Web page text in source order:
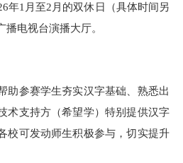
1月至2月的双休日（具体时间另
电视台演播大厅。
参赛学生夯实汉字基础、熟悉出
术支持方（希望学）特别提供汉字
校可发动师生积极参与，切实提升